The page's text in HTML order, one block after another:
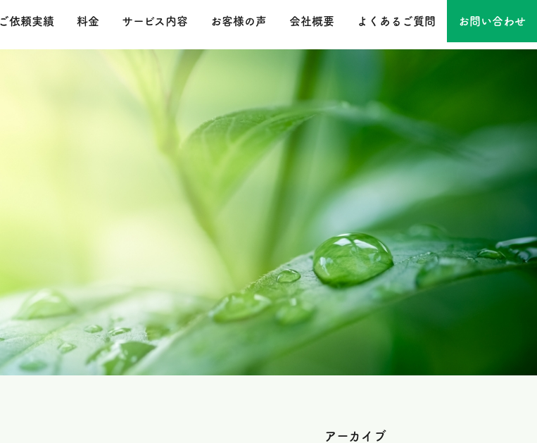
ご依頼実績 料金 サービス内容 お客様の声 会社概要 よくあるご質問 お問い合わせ
アーカイブ